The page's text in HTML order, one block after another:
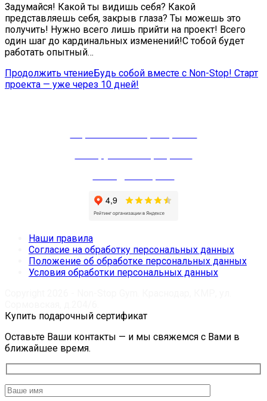
Задумайся! Какой ты видишь себя? Какой
представляешь себя, закрыв глаза? Ты можешь это
получить! Нужно всего лишь прийти на проект! Всего
один шаг до кардинальных изменений!С тобой будет
работать опытный…
Продолжить чтениеБудь собой вместе с Non-Stop! Старт
проекта — уже через 10 дней!
Наши правила
Согласие на обработку персональных данных
Положение об обработке персональных данных
Условия обработки персональных данных
Купить подарочный сертификат
Оставьте Ваши контакты — и мы свяжемся с Вами в
ближайшее время.